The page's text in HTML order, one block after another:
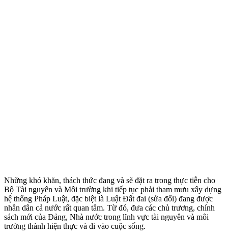
Những khó khăn, thách thức đang và sẽ đặt ra trong thực tiễn cho
Bộ Tài nguyên và Môi trường khi tiếp tục phải tham mưu xây dựng
hệ thống Pháp Luật, đặc biệt là Luật Đất đai (sửa đổi) đang được
nhân dân cả nước rất quan tâm. Từ đó, đưa các chủ trương, chính
sách mới của Đảng, Nhà nước trong lĩnh vực tài nguyên và môi
trường thành hiện thực và đi vào cuộc sống.